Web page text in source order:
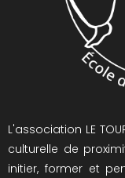
L'association LE
culturelle de
initier, former et